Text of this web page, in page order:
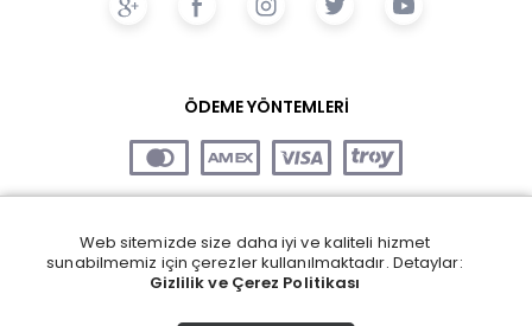
ÖDEME YÖNTEMLERİ
Web sitemizde size daha iyi ve kaliteli hizmet
sunabilmemiz için çerezler kullanılmaktadır. Detaylar:
Gizlilik ve Çerez Politikası